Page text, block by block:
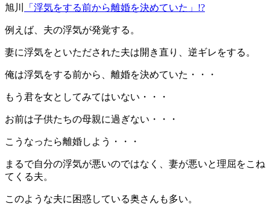
旭川 「浮気をする前から離婚を決めていた」!?
例えば、夫の浮気が発覚する。
妻に浮気をといただされた夫は開き直り、逆ギレをする。
俺は浮気をする前から、離婚を決めていた・・・
もう君を女としてみてはいない・・・
お前は子供たちの母親に過ぎない・・・
こうなったら離婚しよう・・・
まるで自分の浮気が悪いのではなく、妻が悪いと理屈をこね
てくる夫。
このような夫に困惑している奥さんも多い。